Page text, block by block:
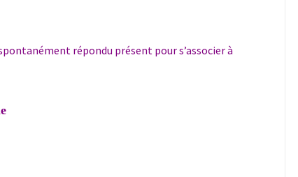
répondu présent pour s’associer à